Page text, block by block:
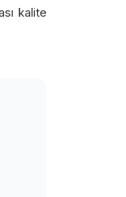
kalite